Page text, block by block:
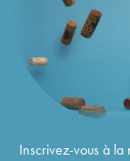
Inscrivez-vous à